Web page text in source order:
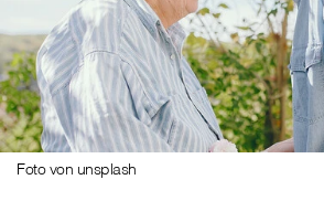
Foto von unsplash